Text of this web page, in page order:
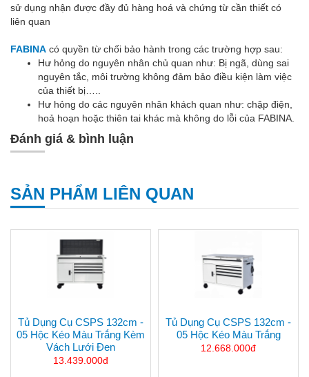
sử dụng nhận được đầy đủ hàng hoá và chứng từ cần thiết có
liên quan
FABINA có quyền từ chối bảo hành trong các trường hợp sau:
Hư hỏng do nguyên nhân chủ quan như: Bị ngã, dùng sai
nguyên tắc, môi trường không đảm bảo điều kiện làm việc
của thiết bị…..
Hư hỏng do các nguyên nhân khách quan như: chập điện,
hoả hoạn hoặc thiên tai khác mà không do lỗi của FABINA.
Đánh giá & bình luận
SẢN PHẨM LIÊN QUAN
Tủ Dụng Cụ CSPS 132cm -
05 Hộc Kéo Màu Trắng Kèm
Vách Lưới Đen
13.439.000đ
Tủ Dụng Cụ CSPS 132cm -
05 Hộc Kéo Màu Trắng
12.668.000đ